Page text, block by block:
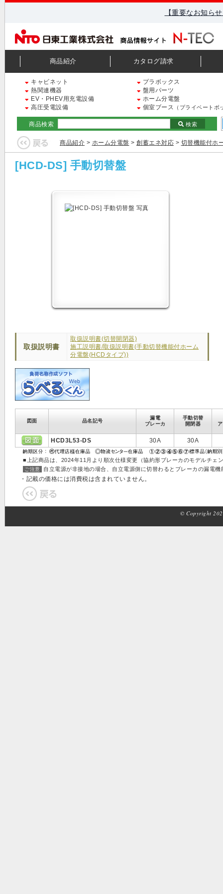
【重要なお知ら
商品紹介 カタログ請求
キャビネット
プラボックス
熱関連機器
盤用パーツ
EV・PHEV用充電設備
ホーム分電盤
高圧受電設備
個室ブース （プライベートボ
商品検索 検索
商品紹介 > ホーム分電盤 > 創蓄エネ対応 > 切替機能付ホ
[HCD-DS] 手動切替盤
取扱説明書
取扱説明書(切替開閉器)
施工説明書/取扱説明書(手動切替機能付ホーム
分電盤(HCDタイプ))
図面 品名記号
漏電
ブレーカ
手動切替
開閉器
HCD3L53-DS 30A 30A
■上記商品は、2024年11月より順次仕様変更（協約形ブレーカのモデルチェ
ご注意 自立電源が非接地の場合、自立電源側に切替わるとブレーカの漏電
・記載の価格には消費税は含まれていません。
© Copyright